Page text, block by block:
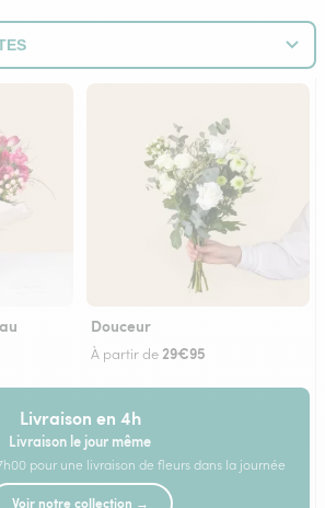
Douceur
À partir de29€95
Livraison en 4h
Livraison le jour même
pour une livraison de fleurs dans la journée
Voir notre collection →